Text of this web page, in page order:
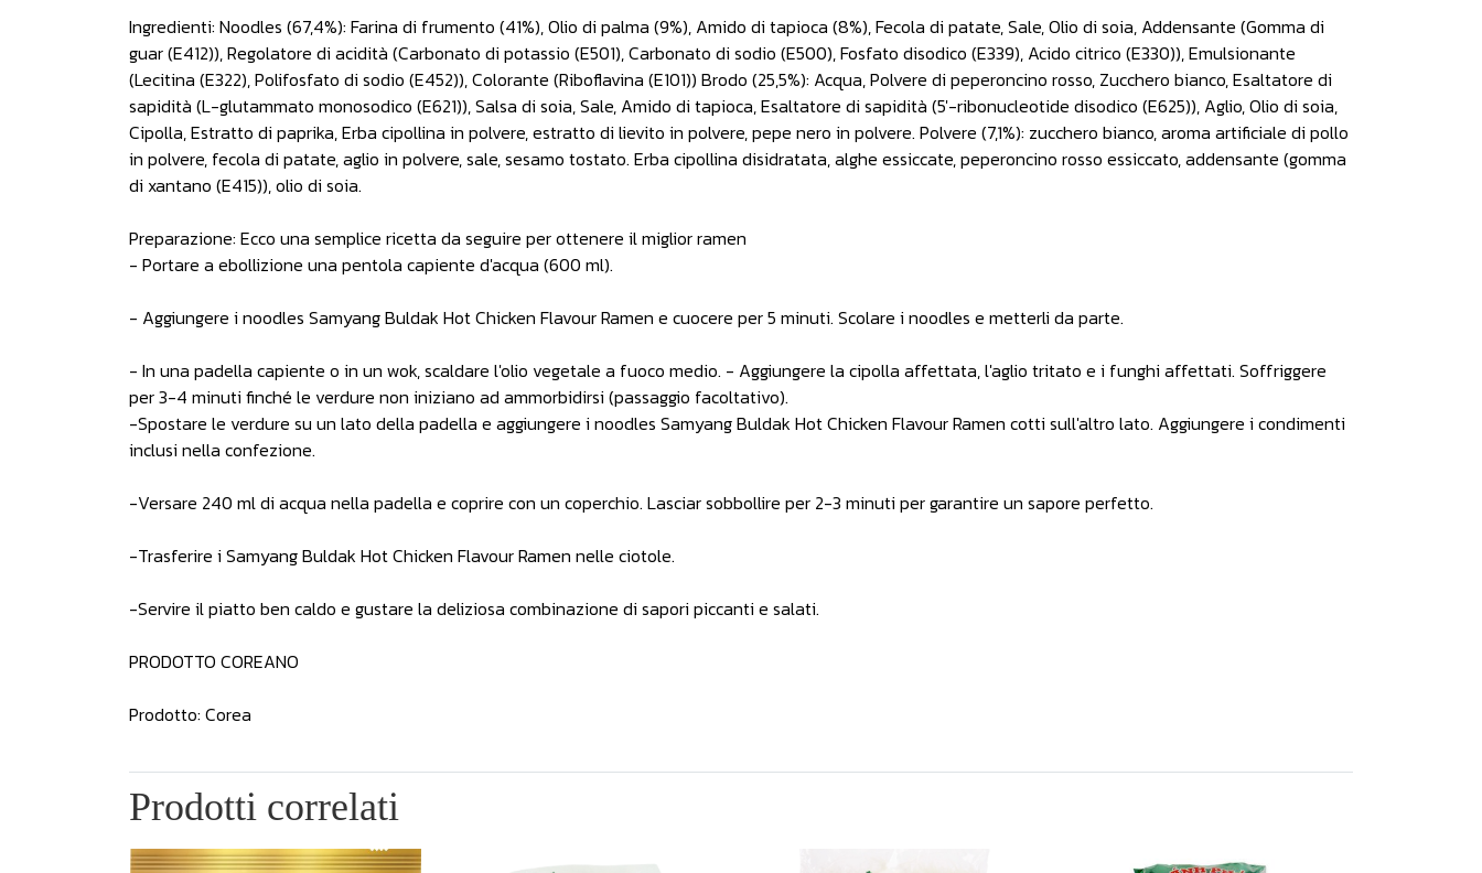
Ingredienti: Noodles (67,4%): Farina di frumento (41%), Olio di palma (9%), Amido di tapioca (8%), Fecola di patate, Sale, Olio di soia, Addensante (Gomma di
guar (E412)), Regolatore di acidità (Carbonato di potassio (E501), Carbonato di sodio (E500), Fosfato disodico (E339), Acido citrico (E330)), Emulsionante
(Lecitina (E322), Polifosfato di sodio (E452)), Colorante (Riboflavina (E101)) Brodo (25,5%): Acqua, Polvere di peperoncino rosso, Zucchero bianco, Esaltatore di
sapidità (L-glutammato monosodico (E621)), Salsa di soia, Sale, Amido di tapioca, Esaltatore di sapidità (5'-ribonucleotide disodico (E625)), Aglio, Olio di soia,
Cipolla, Estratto di paprika, Erba cipollina in polvere, estratto di lievito in polvere, pepe nero in polvere. Polvere (7,1%): zucchero bianco, aroma artificiale di pollo
in polvere, fecola di patate, aglio in polvere, sale, sesamo tostato. Erba cipollina disidratata, alghe essiccate, peperoncino rosso essiccato, addensante (gomma
di xantano (E415)), olio di soia.
Preparazione: Ecco una semplice ricetta da seguire per ottenere il miglior ramen
- Portare a ebollizione una pentola capiente d'acqua (600 ml).
- Aggiungere i noodles Samyang Buldak Hot Chicken Flavour Ramen e cuocere per 5 minuti. Scolare i noodles e metterli da parte.
- In una padella capiente o in un wok, scaldare l'olio vegetale a fuoco medio. - Aggiungere la cipolla affettata, l'aglio tritato e i funghi affettati. Soffriggere
per 3-4 minuti finché le verdure non iniziano ad ammorbidirsi (passaggio facoltativo).
-Spostare le verdure su un lato della padella e aggiungere i noodles Samyang Buldak Hot Chicken Flavour Ramen cotti sull'altro lato. Aggiungere i condimenti
inclusi nella confezione.
-Versare 240 ml di acqua nella padella e coprire con un coperchio. Lasciar sobbollire per 2-3 minuti per garantire un sapore perfetto.
-Trasferire i Samyang Buldak Hot Chicken Flavour Ramen nelle ciotole.
-Servire il piatto ben caldo e gustare la deliziosa combinazione di sapori piccanti e salati.
PRODOTTO COREANO
Prodotto: Corea
Prodotti correlati